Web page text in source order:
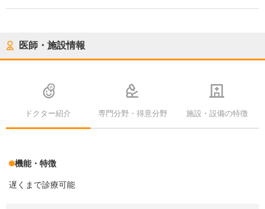
医師・施設情報
ドクター紹介 専門分野・得意分野 施設・設備の特徴
機能・特徴
遅くまで診療可能